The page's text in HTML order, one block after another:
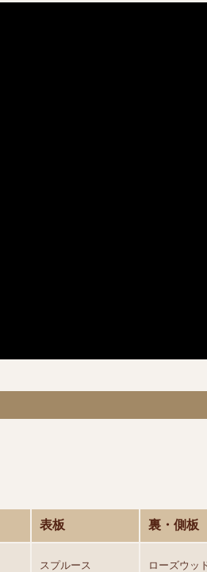
表板 裏・側板
スプルース ローズウッ